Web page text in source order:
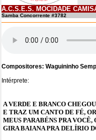
A.C.S.E.S. MOCIDADE
Samba Concorrente #3782
Compositores: Waguininho
Intérprete:
A VERDE E BRANCO
E TRAZ UM CANTO DE FÉ,
MEUS PARABÉNS PRA VOCÊ,
GIRA BAIANA PRA DELÍRIO